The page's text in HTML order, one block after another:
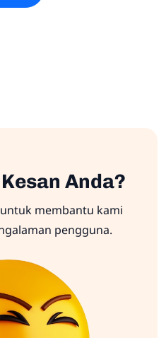
Anda?
membantu kami
pengguna.